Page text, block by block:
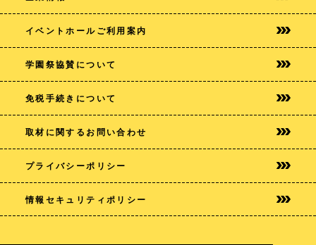
イベントホールご利用案内
学園祭協賛について
免税手続きについて
取材に関するお問い合わせ
プライバシーポリシー
情報セキュリティポリシー